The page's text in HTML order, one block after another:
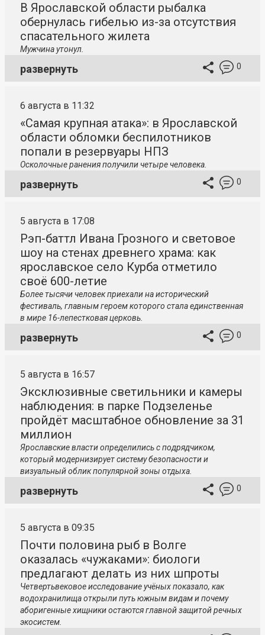
В Ярославской области рыбалка
обернулась гибелью из-за отсутствия
спасательного жилета
Мужчина утонул.
развернуть 0
6 августа в 11:32
«Самая крупная атака»: в Ярославской
области обломки беспилотников
попали в резервуары НПЗ
Осколочные ранения получили четыре человека.
развернуть 0
5 августа в 17:08
Рэп-баттл Ивана Грозного и световое
шоу на стенах древнего храма: как
ярославское село Курба отметило
своё 600-летие
Более тысячи человек приехали на исторический
фестиваль, главным героем которого стала единственная
в мире 16-лепестковая церковь.
развернуть 0
5 августа в 16:57
Эксклюзивные светильники и камеры
наблюдения: в парке Подзеленье
пройдёт масштабное обновление за 31
миллион
Ярославские власти определились с подрядчиком,
который модернизирует систему безопасности и
визуальный облик популярной зоны отдыха.
развернуть 0
5 августа в 09:35
Почти половина рыб в Волге
оказалась «чужаками»: биологи
предлагают делать из них шпроты
Четвертьвековое исследование учёных показало, как
водохранилища открыли путь южным видам и почему
аборигенные хищники остаются главной защитой речных
экосистем.